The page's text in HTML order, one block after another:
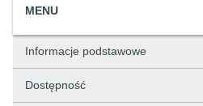
MENU
Informacje podstawowe
Dostępność